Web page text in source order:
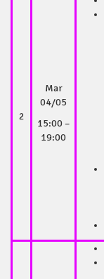
2
Mar
04/05
15:00 –
19:00